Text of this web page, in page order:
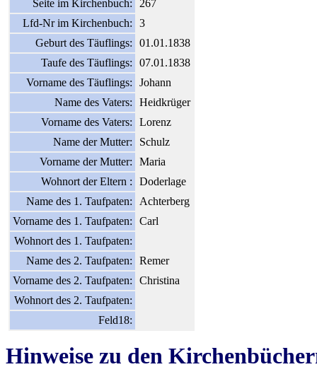
Seite im Kirchenbuch:
267
Lfd-Nr im Kirchenbuch:
3
Geburt des Täuflings:
01.01.1838
Taufe des Täuflings:
07.01.1838
Vorname des Täuflings:
Johann
Name des Vaters:
Heidkrüger
Vorname des Vaters:
Lorenz
Name der Mutter:
Schulz
Vorname der Mutter:
Maria
Wohnort der Eltern :
Doderlage
Name des 1. Taufpaten:
Achterberg
Vorname des 1. Taufpaten:
Carl
Wohnort des 1. Taufpaten:
Name des 2. Taufpaten:
Remer
Vorname des 2. Taufpaten:
Christina
Wohnort des 2. Taufpaten:
Feld18:
Hinweise zu den